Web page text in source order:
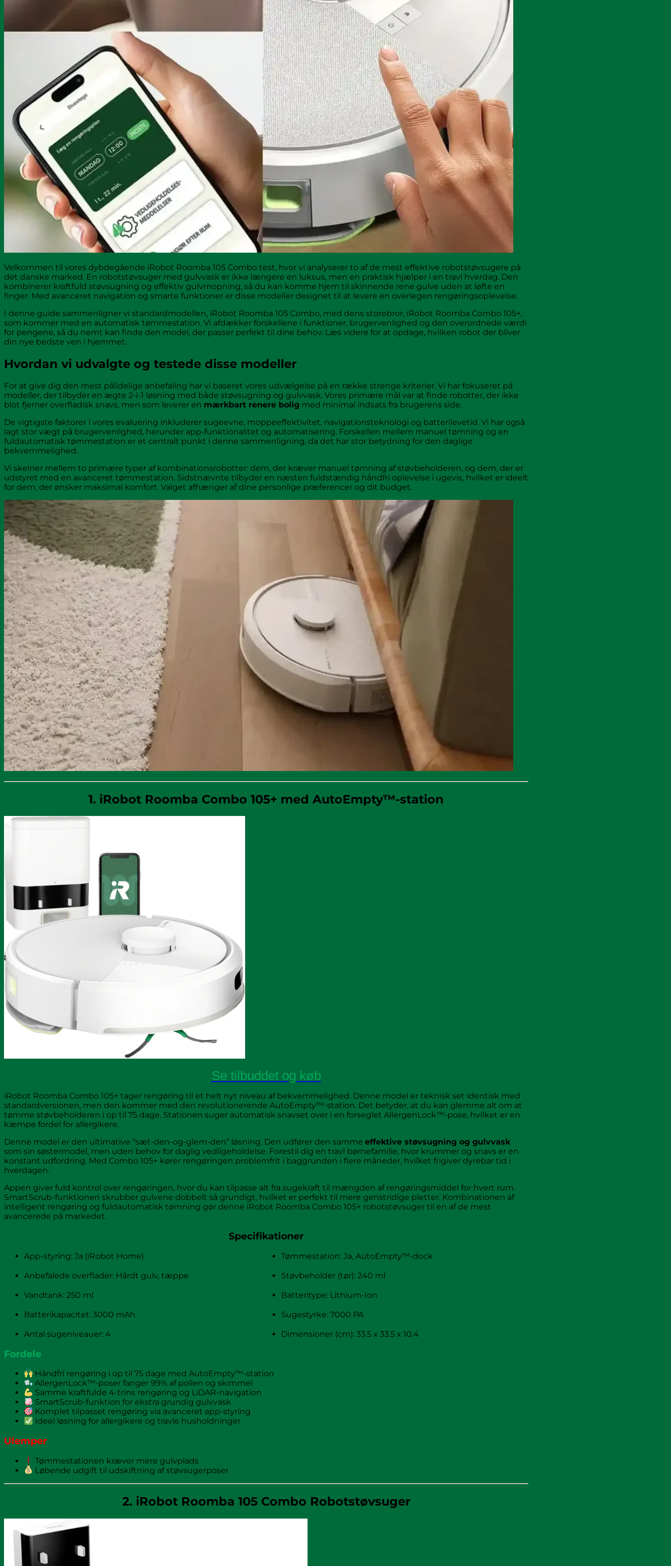
Velkommen til vores dybdegående iRobot Roomba 105 Combo test, hvor vi analyserer to af de mest effektive robotstøvsugere på
det danske marked. En robotstøvsuger med gulvvask er ikke længere en luksus, men en praktisk hjælper i en travl hverdag. Den
kombinerer kraftfuld støvsugning og effektiv gulvmopning, så du kan komme hjem til skinnende rene gulve uden at løfte en
finger. Med avanceret navigation og smarte funktioner er disse modeller designet til at levere en overlegen rengøringsoplevelse.
I denne guide sammenligner vi standardmodellen, iRobot Roomba 105 Combo, med dens storebror, iRobot Roomba Combo 105+,
som kommer med en automatisk tømmestation. Vi afdækker forskellene i funktioner, brugervenlighed og den overordnede værdi
for pengene, så du nemt kan finde den model, der passer perfekt til dine behov. Læs videre for at opdage, hvilken robot der bliver
din nye bedste ven i hjemmet.
Hvordan vi udvalgte og testede disse modeller
For at give dig den mest pålidelige anbefaling har vi baseret vores udvælgelse på en række strenge kriterier. Vi har fokuseret på
modeller, der tilbyder en ægte 2-i-1 løsning med både støvsugning og gulvvask. Vores primære mål var at finde robotter, der ikke
blot fjerner overfladisk snavs, men som leverer en mærkbart renere bolig med minimal indsats fra brugerens side.
De vigtigste faktorer i vores evaluering inkluderer sugeevne, moppeeffektivitet, navigationsteknologi og batterilevetid. Vi har også
lagt stor vægt på brugervenlighed, herunder app-funktionalitet og automatisering. Forskellen mellem manuel tømning og en
fuldautomatisk tømmestation er et centralt punkt i denne sammenligning, da det har stor betydning for den daglige
bekvemmelighed.
Vi skelner mellem to primære typer af kombinationsrobotter: dem, der kræver manuel tømning af støvbeholderen, og dem, der er
udstyret med en avanceret tømmestation. Sidstnævnte tilbyder en næsten fuldstændig håndfri oplevelse i ugevis, hvilket er ideelt
for dem, der ønsker maksimal komfort. Valget afhænger af dine personlige præferencer og dit budget.
1. iRobot Roomba Combo 105+ med AutoEmpty™-station
Se tilbuddet og køb
iRobot Roomba Combo 105+ tager rengøring til et helt nyt niveau af bekvemmelighed. Denne model er teknisk set identisk med
standardversionen, men den kommer med den revolutionerende AutoEmpty™-station. Det betyder, at du kan glemme alt om at
tømme støvbeholderen i op til 75 dage. Stationen suger automatisk snavset over i en forseglet AllergenLock™-pose, hvilket er en
kæmpe fordel for allergikere.
Denne model er den ultimative “sæt-den-og-glem-den” løsning. Den udfører den samme effektive støvsugning og gulvvask
som sin søstermodel, men uden behov for daglig vedligeholdelse. Forestil dig en travl børnefamilie, hvor krummer og snavs er en
konstant udfordring. Med Combo 105+ kører rengøringen problemfrit i baggrunden i flere måneder, hvilket frigiver dyrebar tid i
hverdagen.
Appen giver fuld kontrol over rengøringen, hvor du kan tilpasse alt fra sugekraft til mængden af rengøringsmiddel for hvert rum.
SmartScrub-funktionen skrubber gulvene dobbelt så grundigt, hvilket er perfekt til mere genstridige pletter. Kombinationen af
intelligent rengøring og fuldautomatisk tømning gør denne iRobot Roomba Combo 105+ robotstøvsuger til en af de mest
avancerede på markedet.
Specifikationer
App-styring: Ja (iRobot Home) Tømmestation: Ja, AutoEmpty™-dock
Anbefalede overflader: Hårdt gulv, tæppe Støvbeholder (tør): 240 ml
Vandtank: 250 ml Batteritype: Lithium-Ion
Batterikapacitet: 3000 mAh Sugestyrke: 7000 PA
Antal sugeniveauer: 4 Dimensioner (cm): 33.5 x 33.5 x 10.4
Fordele
Håndfri rengøring i op til 75 dage med AutoEmpty™-station
AllergenLock™-poser fanger 99% af pollen og skimmel
Samme kraftfulde 4-trins rengøring og LiDAR-navigation
SmartScrub-funktion for ekstra grundig gulvvask
Komplet tilpasset rengøring via avanceret app-styring
Ideel løsning for allergikere og travle husholdninger
Ulemper
Tømmestationen kræver mere gulvplads
Løbende udgift til udskiftning af støvsugerposer
2. iRobot Roomba 105 Combo Robotstøvsuger